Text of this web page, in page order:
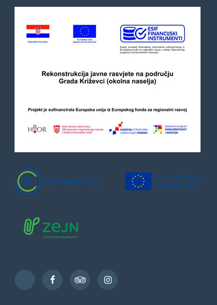
TikTok
FacebookTripAdvisorInstagram